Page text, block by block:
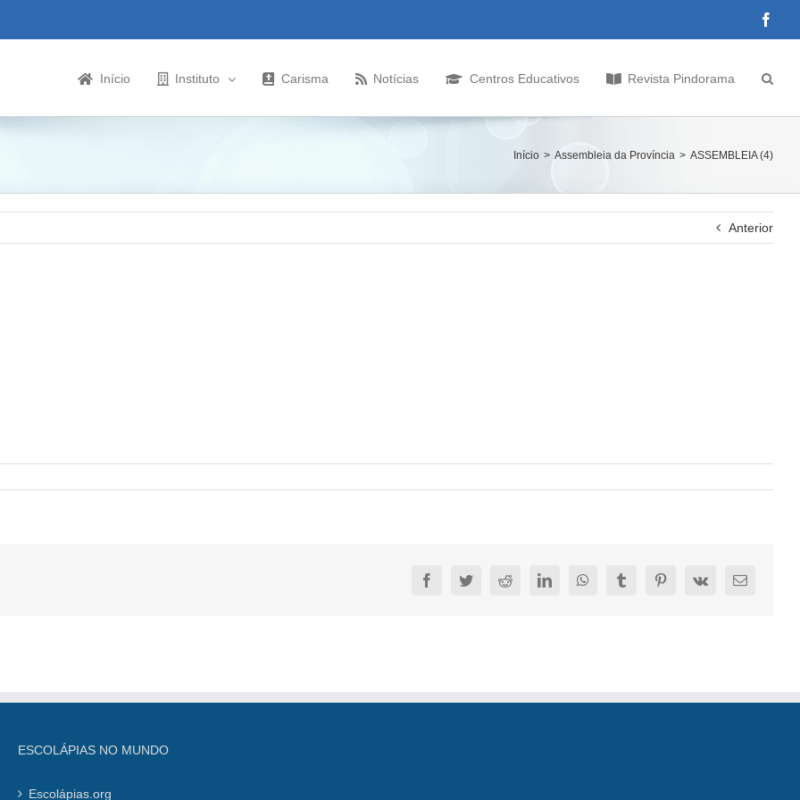
Início Instituto Carisma Notícias Centros Educativos Revista Pindorama
Início Assembleia da Província ASSEMBLEIA (4)
Anterior
FacebookTwitterRedditLinkedInWhatsAppTumblrPinterest
Vk
E-
ESCOLÁPIAS NO MUNDO
Escolápias.org